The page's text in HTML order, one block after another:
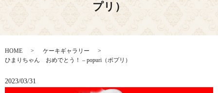
プリ）
HOME
ケーキギャラリー
ひまりちゃん おめでとう！ – popuri（ポプリ）
2023/03/31